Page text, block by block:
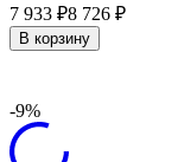
7 933 ₽8 726 ₽
В корзину
-9%